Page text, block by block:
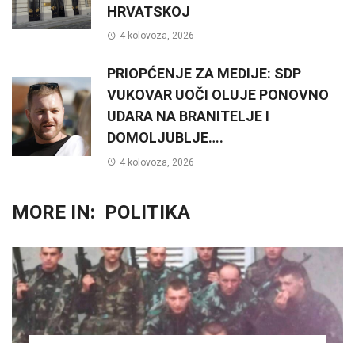
HRVATSKOJ
4 kolovoza, 2026
PRIOPĆENJE ZA MEDIJE: SDP
VUKOVAR UOČI OLUJE PONOVNO
UDARA NA BRANITELJE I
DOMOLJUBLJE….
4 kolovoza, 2026
MORE IN: POLITIKA